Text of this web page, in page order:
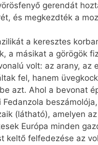
gerendát
és megkezdték a
a keresztes
a másikat a görögök
volt: az arany,
fel, hanem
azt. Ahol a bevonat
(látható), amelyen
Európa minden
keltő felfedezése az